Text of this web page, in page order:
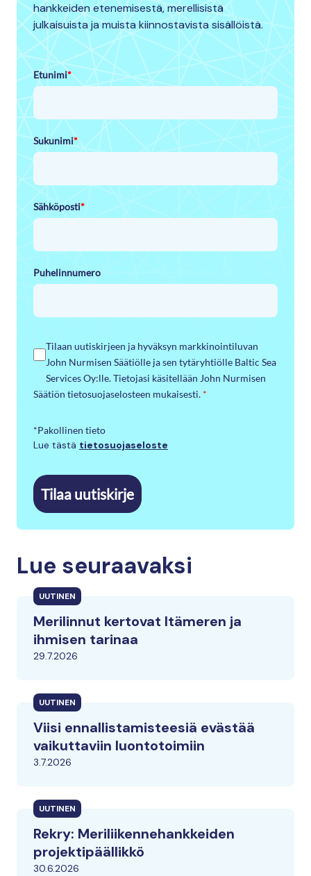
hankkeiden etenemisestä, merellisistä
julkaisuista ja muista kiinnostavista sisällöistä.
Etunimi*
Sukunimi*
Sähköposti*
Puhelinnumero
Tilaan uutiskirjeen ja hyväksyn markkinointiluvan
John Nurmisen Säätiölle ja sen tytäryhtiölle Baltic Sea
Services Oy:lle. Tietojasi käsitellään John Nurmisen
Säätiön tietosuojaselosteen mukaisesti. *
*Pakollinen tieto
Lue tästä tietosuojaseloste
Tilaa uutiskirje
Lue seuraavaksi
UUTINEN
Merilinnut kertovat Itämeren ja
ihmisen tarinaa
29.7.2026
UUTINEN
Viisi ennallistamisteesiä evästää
vaikuttaviin luontotoimiin
3.7.2026
UUTINEN
Rekry: Meriliikennehankkeiden
projektipäällikkö
30.6.2026